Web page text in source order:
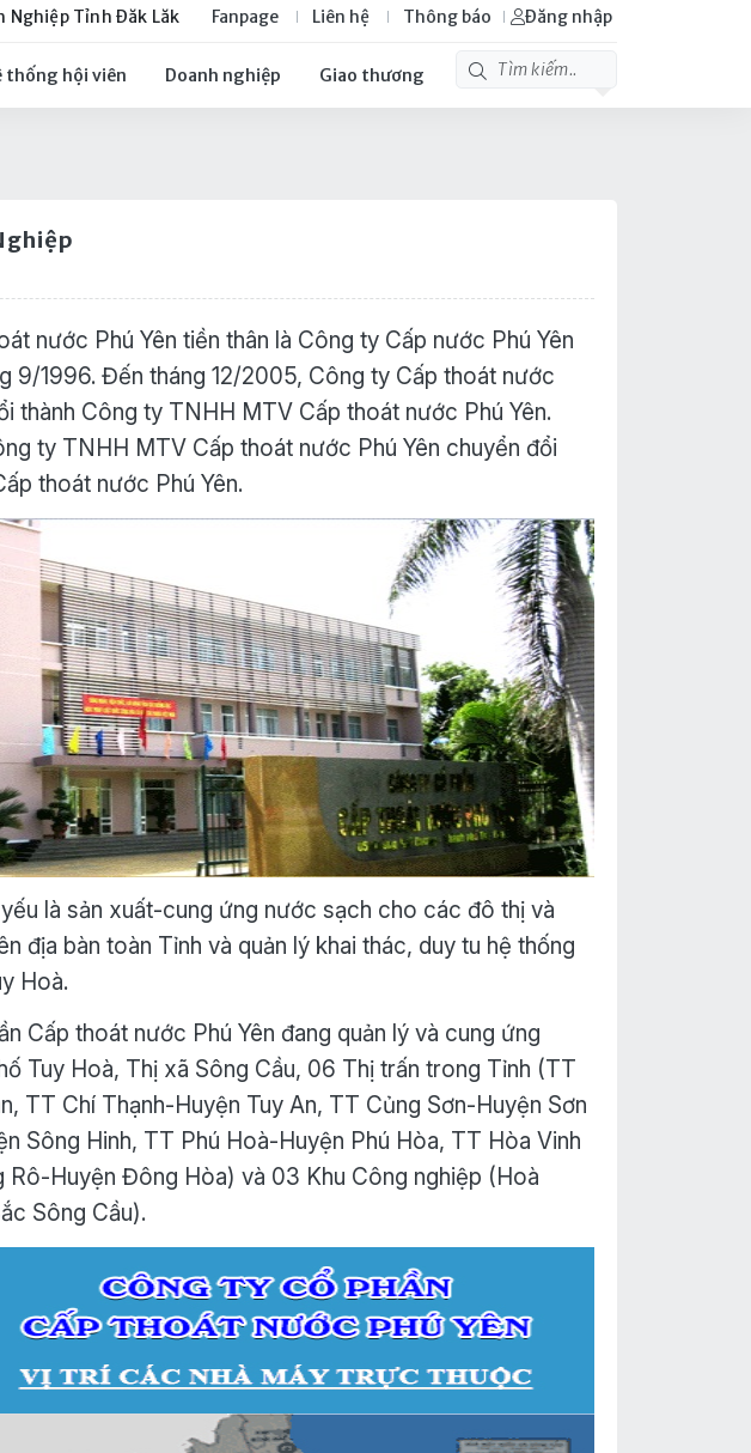
Nghiệp Tỉnh Đăk Lăk Fanpage Liên hệ Thông báo Đăng nhập
thống hội viên Doanh nghiệp Giao thương
nước Phú Yên tiền thân là Công ty Cấp nước Phú Yên
9/1996. Đến tháng 12/2005, Công ty Cấp thoát nước
thành Công ty TNHH MTV Cấp thoát nước Phú Yên.
ty TNHH MTV Cấp thoát nước Phú Yên chuyển đổi
thoát nước Phú Yên.
là sản xuất-cung ứng nước sạch cho các đô thị và
địa bàn toàn Tỉnh và quản lý khai thác, duy tu hệ thống
Hoà.
Cấp thoát nước Phú Yên đang quản lý và cung ứng
Tuy Hoà, Thị xã Sông Cầu, 06 Thị trấn trong Tỉnh (TT
TT Chí Thạnh-Huyện Tuy An, TT Củng Sơn-Huyện Sơn
Sông Hinh, TT Phú Hoà-Huyện Phú Hòa, TT Hòa Vinh
Rô-Huyện Đông Hòa) và 03 Khu Công nghiệp (Hoà
Sông Cầu).